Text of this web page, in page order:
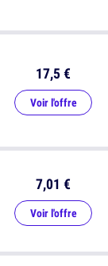
17,5 €
Voir l'offre
7,01 €
Voir l'offre